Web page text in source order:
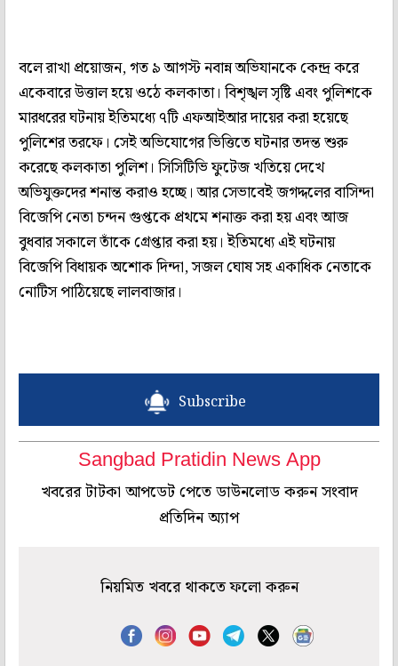
বলে রাখা প্রয়োজন, গত ৯ আগস্ট নবান্ন অভিযানকে কেন্দ্র করে
একেবারে উত্তাল হয়ে ওঠে কলকাতা। বিশৃঙ্খল সৃষ্টি এবং পুলিশকে
মারধরের ঘটনায় ইতিমধ্যে ৭টি এফআইআর দায়ের করা হয়েছে
পুলিশের তরফে। সেই অভিযোগের ভিত্তিতে ঘটনার তদন্ত শুরু
করেছে কলকাতা পুলিশ। সিসিটিভি ফুটেজ খতিয়ে দেখে
অভিযুক্তদের শনান্ত করাও হচ্ছে। আর সেভাবেই জগদ্দলের বাসিন্দা
বিজেপি নেতা চন্দন গুপ্তকে প্রথমে শনাক্ত করা হয় এবং আজ
বুধবার সকালে তাঁকে গ্রেপ্তার করা হয়। ইতিমধ্যে এই ঘটনায়
বিজেপি বিধায়ক অশোক দিন্দা, সজল ঘোষ সহ একাধিক নেতাকে
নোটিস পাঠিয়েছে লালবাজার।
Subscribe
Sangbad Pratidin News App
খবরের টাটকা আপডেট পেতে ডাউনলোড করুন সংবাদ
প্রতিদিন অ্যাপ
নিয়মিত খবরে থাকতে ফলো করুন